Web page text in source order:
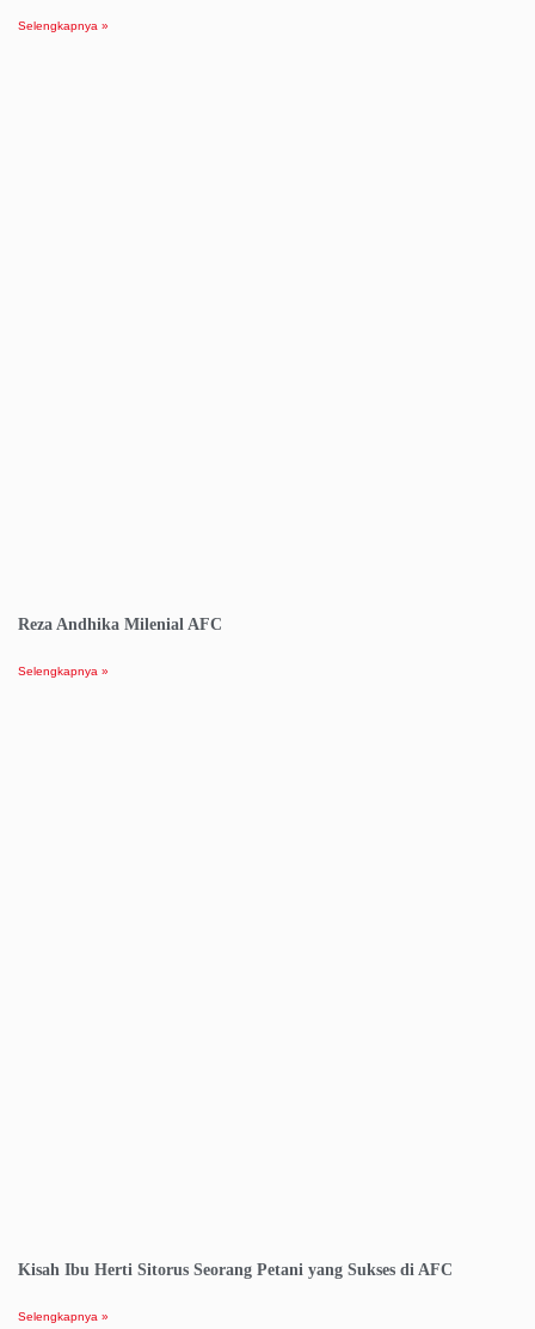
Selengkapnya »
Reza Andhika Milenial AFC
Selengkapnya »
Kisah Ibu Herti Sitorus Seorang Petani yang Sukses di AFC
Selengkapnya »